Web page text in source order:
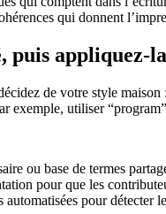
qui donnent
puis appliquez-la
de votre style
exemple, utiliser
ou base de termes
pour que les
pour détecter